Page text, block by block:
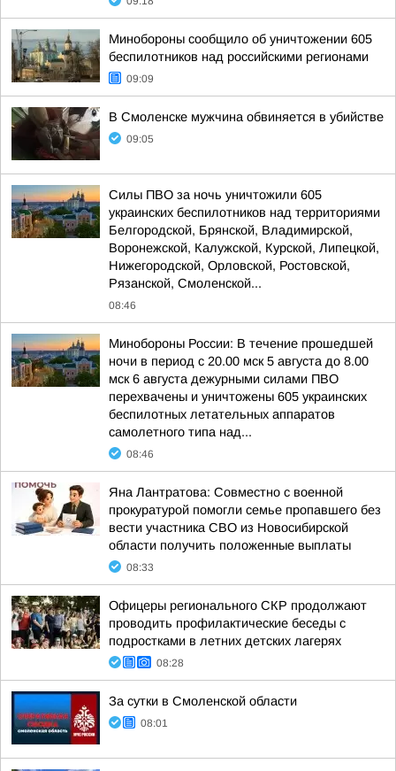
Минобороны сообщило об уничтожении 605
беспилотников над российскими регионами
09:09
В Смоленске мужчина обвиняется в убийстве
09:05
Силы ПВО за ночь уничтожили 605
украинских беспилотников над территориями
Белгородской, Брянской, Владимирской,
Воронежской, Калужской, Курской, Липецкой,
Нижегородской, Орловской, Ростовской,
Рязанской, Смоленской...
08:46
Минобороны России: В течение прошедшей
ночи в период с 20.00 мск 5 августа до 8.00
мск 6 августа дежурными силами ПВО
перехвачены и уничтожены 605 украинских
беспилотных летательных аппаратов
самолетного типа над...
08:46
Яна Лантратова: Совместно с военной
прокуратурой помогли семье пропавшего без
вести участника СВО из Новосибирской
области получить положенные выплаты
08:33
Офицеры регионального СКР продолжают
проводить профилактические беседы с
подростками в летних детских лагерях
08:28
За сутки в Смоленской области
08:01